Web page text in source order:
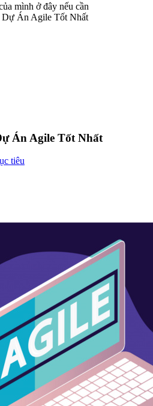
mình ở đây nếu cần
Án Agile Tốt Nhất
Án Agile Tốt Nhất
tiêu